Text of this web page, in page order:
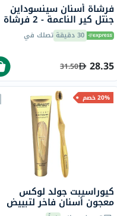
فرشاة أسنان سينسوداين
جنتل كير الناعمة - 2 فرشاة
30 دقيقة تصلك في
28.35
31.50
20% خصم
كيوراسيبت جولد لوكس
معجون أسنان فاخر لتبييض